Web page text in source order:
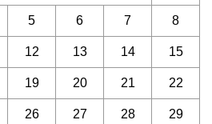
5 6 7 8
12 13 14 15
19 20 21 22
26 27 28 29